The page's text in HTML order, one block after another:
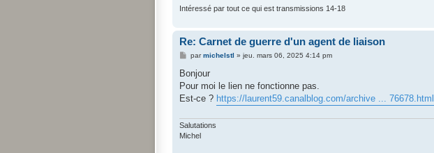
Intéressé par tout ce qui est transmissions 14-18
Re: Carnet de guerre d'un agent de liaison
M
s
a
g
parmichelstl » jeu. mars 06, 2025 4:14 pm
Bonjour
Pour moi le lien ne fonctionne pas.
Est-ce ? https://laurent59.canalblog.com/archive ... 76678.html
Salutations
Michel